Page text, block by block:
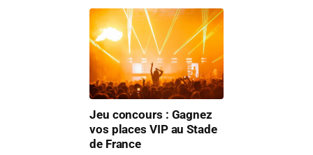
Jeu concours : Gagnez
vos places VIP au Stade
de France